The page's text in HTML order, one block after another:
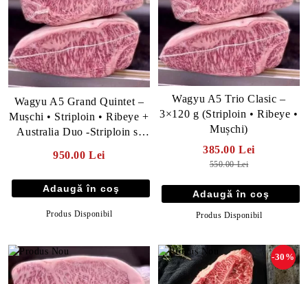
30%
Wagyu A5 Grand Quintet –
Mușchi • Striploin • Ribeye +
Australia Duo -Striploin si
950.00 Lei
Produs Disponibil
Wagyu A5 Trio Clasic –
3×120 g (Striploin • Ribeye •
Mușchi)
385.00 Lei
550.00 Lei
Produs Disponibil
-30%